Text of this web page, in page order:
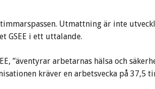
Utmattning är inte
GSEE i ett uttalande.
”äventyrar arbetarnas hälsa och
kräver en arbetsvecka på 37,5